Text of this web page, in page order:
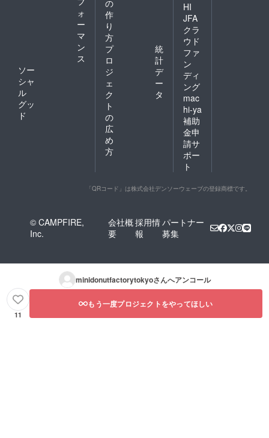
ォ
ー
マ
ン
ス
ソー
シャ
ル
グッ
ド
の
作
り
方
プ
ロ
ジ
ェ
ク
ト
の
広
め
方
統
計
デ
ー
タ
HI
JFA
クラ
ウド
ファ
ン
ディ
ング
mac
hi-ya
補助
金申
請サ
ポー
ト
「QRコード」は株式会社デンソーウェーブの登録商標です。
© CAMPFIRE,
Inc.
会社概
要
採用情
報
パートナー
募集
minidonutfactorytokyoさんへアンコール
11
もう一度プロジェクトをやってほしい